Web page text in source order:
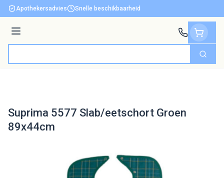
Ga naar de inhoud
Apothekersadvies Snelle beschikbaarheid
Menu
Zoek
Suprima 5577 Slab/eetschort Groen
89x44cm